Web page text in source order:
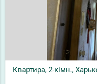
Квартира, 2-кімн.,